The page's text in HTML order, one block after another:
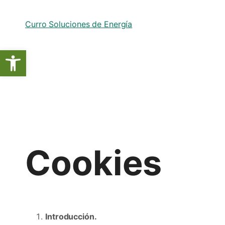
Abrir barra de herramientas
Curro Soluciones de Energía
Cookies
Introducción.